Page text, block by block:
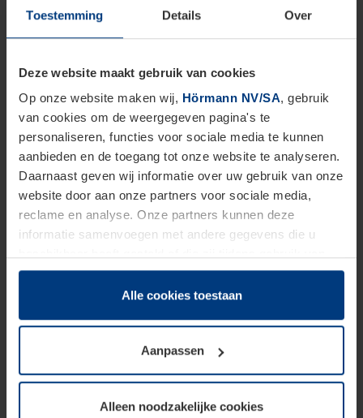
Toestemming Details Over
Deze website maakt gebruik van cookies
Op onze website maken wij, Hörmann NV/SA, gebruik
van cookies om de weergegeven pagina's te
personaliseren, functies voor sociale media te kunnen
aanbieden en de toegang tot onze website te analyseren.
Daarnaast geven wij informatie over uw gebruik van onze
website door aan onze partners voor sociale media,
reclame en analyse. Onze partners kunnen deze
informatie samenvoegen met andere gegevens die u
hun diensten hebben verzameld.
Juridisch hebben wij het recht om cookies op uw
van deze pagina's absoluut vereist is. Voor alle andere
soorten cookies is uw toestemming benodigd. Uw
toestemming kunt u op elk moment bij de uitleg van de
wijzigen of herroepen.
Alle cookies toestaan
Aanpassen
Alleen noodzakelijke cookies